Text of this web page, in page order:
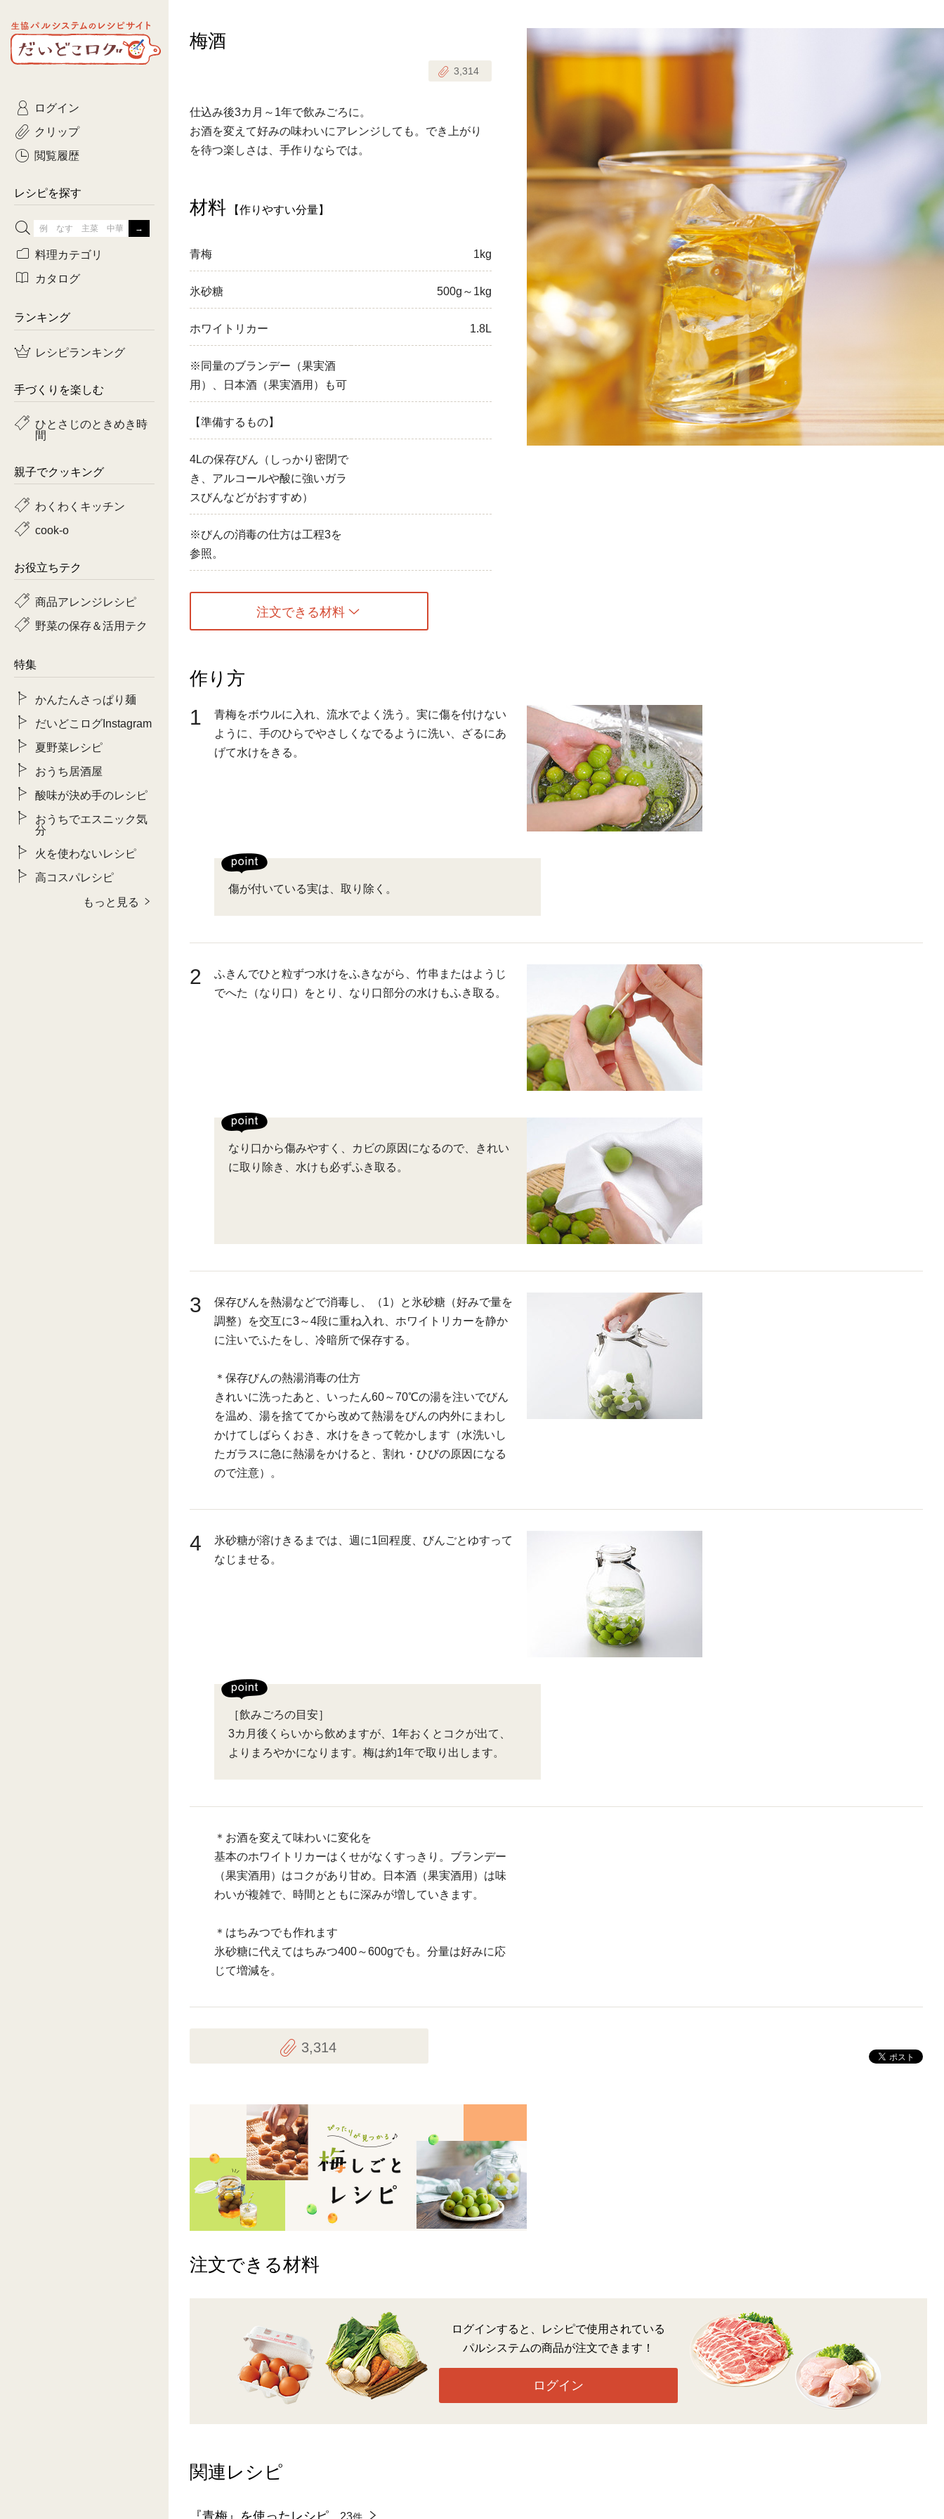
生協パルシステムのレシピ
サイト
だいどこログ
梅酒
3,314
仕込み後3カ月～1年で飲みごろに。
お酒を変えて好みの味わいにアレンジしても。でき上がり
を待つ楽しさは、手作りならでは。
材料 【作りやすい分量】
青梅 1kg
氷砂糖 500g～1kg
ホワイトリカー 1.8L
※同量のブランデー（果実酒
用）、日本酒（果実酒用）も可
【準備するもの】
4Lの保存びん（しっかり密閉で
き、アルコールや酸に強いガラ
スびんなどがおすすめ）
※びんの消毒の仕方は工程3を
参照。
注文できる材料
作り方
1
青梅をボウルに入れ、流水でよく洗う。実に傷を付けない
ように、手のひらでやさしくなでるように洗い、ざるにあ
げて水けをきる。
傷が付いている実は、取り除く。
2
ふきんでひと粒ずつ水けをふきながら、竹串またはようじ
でへた（なり口）をとり、なり口部分の水けもふき取る。
なり口から傷みやすく、カビの原因になるので、きれい
に取り除き、水けも必ずふき取る。
3
保存びんを熱湯などで消毒し、（1）と氷砂糖（好みで量を
調整）を交互に3～4段に重ね入れ、ホワイトリカーを静か
に注いでふたをし、冷暗所で保存する。
＊保存びんの熱湯消毒の仕方
きれいに洗ったあと、いったん60～70℃の湯を注いでびん
を温め、湯を捨ててから改めて熱湯をびんの内外にまわし
かけてしばらくおき、水けをきって乾かします（水洗いし
たガラスに急に熱湯をかけると、割れ・ひびの原因になる
ので注意）。
4
氷砂糖が溶けきるまでは、週に1回程度、びんごとゆすって
なじませる。
［飲みごろの目安］
3カ月後くらいから飲めますが、1年おくとコクが出て、
よりまろやかになります。梅は約1年で取り出します。
＊お酒を変えて味わいに変化を
基本のホワイトリカーはくせがなくすっきり。ブランデー
（果実酒用）はコクがあり甘め。日本酒（果実酒用）は味
わいが複雑で、時間とともに深みが増していきます。
＊はちみつでも作れます
氷砂糖に代えてはちみつ400～600gでも。分量は好みに応
じて増減を。
3,314
注文できる材料
ログインすると、レシピで使用されている
パルシステムの商品が注文できます！
ログイン
関連レシピ
『青梅』を使ったレシピ 23件
ログイン
クリップ
閲覧履歴
レシピを探す
おきらくだ
3日分ごはんセット（2人分）
つくりおき肉魚菜菜セット
有賀薫さんのスープ 飛田和緒さんレシピ
牛肉 豚肉
鶏肉
魚
ピーマン なす
料理カテゴリ
常備菜・作りおき
おつまみ
カタログ
コトコト
yumyumいっしょごはん
ぷれーんぺいじ
ランキング
レシピランキング
手づくりを楽しむ
ひとさじのときめき時
間
親子でクッキング
わくわくキッチン
cook-o
お役立ちテク
商品アレンジレシピ
野菜の保存＆活用テク
特集
かんたんさっぱり麺
だいどこログInstagram
夏野菜レシピ
おうち居酒屋
酸味が決め手のレシピ
おうちでエスニック気
分
火を使わないレシピ
高コスパレシピ
もっと見る